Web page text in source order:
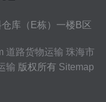
库（E栋）一楼B区
道路货物运输 珠海市
输 版权所有 Sitemap